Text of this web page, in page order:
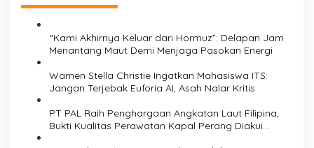
“Kami Akhirnya Keluar dari Hormuz”: Delapan Jam
Menantang Maut Demi Menjaga Pasokan Energi
Wamen Stella Christie Ingatkan Mahasiswa ITS:
Jangan Terjebak Euforia AI, Asah Nalar Kritis
PT PAL Raih Penghargaan Angkatan Laut Filipina,
Bukti Kualitas Perawatan Kapal Perang Diakui